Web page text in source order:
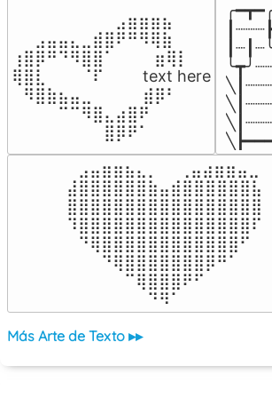
⠀⠀⠀⠀⠀⠀⠀⠀⠀⣠⣶⣶⣶⣦⠀⠀
⠀⠀⣠⣤⣤⣄⣀⣾⣿⠟⠛⠻⢿⣷⠀
⢰⣿⡿⠛⠙⠻⣿⣿⠁⠀⠀ ⠀⣶⢿⡇
⢿⣿⣇⠀⠀⠀⠈⠏⠀⠀⠀ text here
⠀⠻⣿⣷⣦⣤⣀⠀⠀⠀ ⠀⣾⡿⠃⠀
⠀⠀⠀⠀⠉⠉⠻⣿⣄⣴⣿⠟⠀⠀⠀
⠀⠀⠀⠀⠀⠀⠀⠀⣿⡿⠟⠁⠀⠀⠀
⠀⣠⣤⣶⣶⣦⣄⡀  ⠀⢀⣤⣴⣶⣶⣤⣀⠀
⣼⣿⣿⣿⣿⣿⣿⣷⣤⣾⣿⣿⣿⣿⣿⣿⣧
⣿⣿⣿⣿⣿⣿⣿⣿⣿⣿⣿⣿⣿⣿⣿⣿⣿
⠹⣿⣿⣿⣿⣿⣿⣿⣿⣿⣿⣿⣿⣿⣿⣿⠏
⠀⠙⢿⣿⣿⣿⣿⣿⣿⣿⣿⣿⣿⣿⣿⠋⠀
⠀⠀⠀⠙⢿⣿⣿⣿⣿⣿⣿⣿⡿⠛⠁⠀⠀
⠀⠀⠀⠀⠀⠉⢿⣿⣿⣿⠟⠋⠀⠀⠀⠀⠀
Más Arte de Texto ▸▸